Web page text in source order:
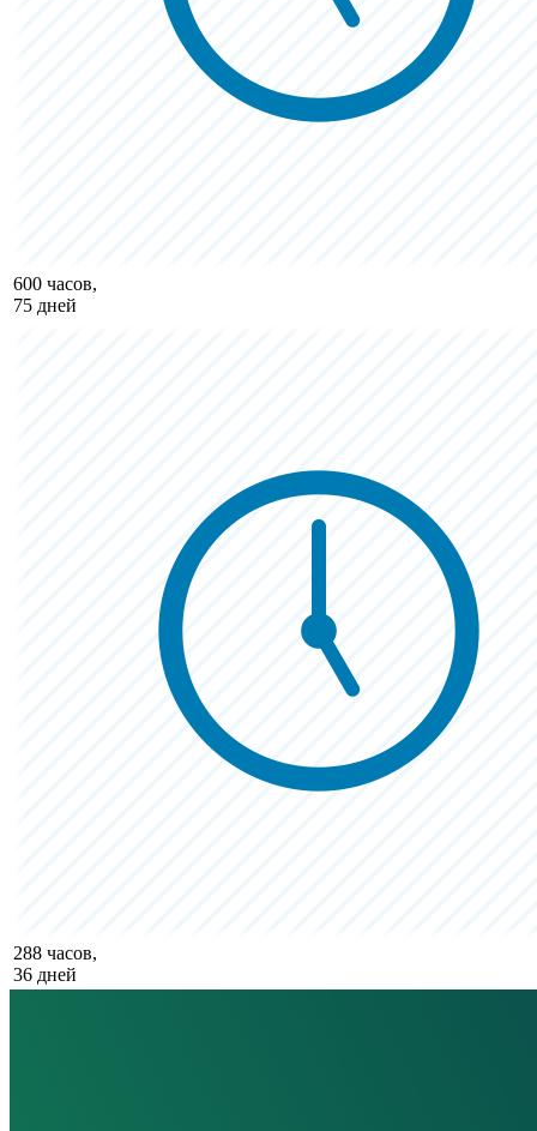
600 часов,
75 дней
288 часов,
36 дней